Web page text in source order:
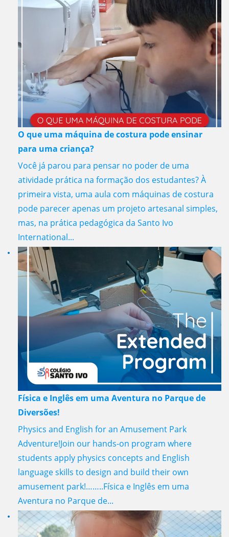
O que uma máquina de costura pode ensinar
para uma criança?
Você já parou para pensar no poder de uma
atividade prática na formação dos estudantes? À
primeira vista, uma aula com máquinas de costura
pode parecer apenas um projeto artesanal simples,
mas, na prática pedagógica da Santo Ivo
International...
Física e Inglês em uma Aventura no Parque de
Diversões!
Physics and English for an Amusement Park
Adventure!Join our hands-on program where
students apply physics concepts and English
language skills to design and build their own
amusement park!……..Física e Inglês em uma
Aventura no Parque de...